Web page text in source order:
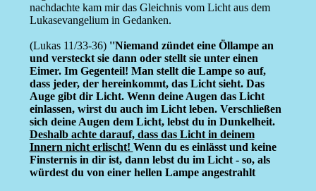
nachdachte kam mir das Gleichnis vom Licht aus dem
Lukasevangelium in Gedanken.
(Lukas 11/33-36)''Niemand zündet eine Öllampe an
und versteckt sie dann oder stellt sie unter einen
Eimer. Im Gegenteil! Man stellt die Lampe so auf,
dass jeder, der hereinkommt, das Licht sieht. Das
Auge gibt dir Licht. Wenn deine Augen das Licht
einlassen, wirst du auch im Licht leben. Verschließen
sich deine Augen dem Licht, lebst du in Dunkelheit.
Deshalb achte darauf, dass das Licht in deinem
Innern nicht erlischt! Wenn du es einlässt und keine
Finsternis in dir ist, dann lebst du im Licht - so, als
würdest du von einer hellen Lampe angestrahlt